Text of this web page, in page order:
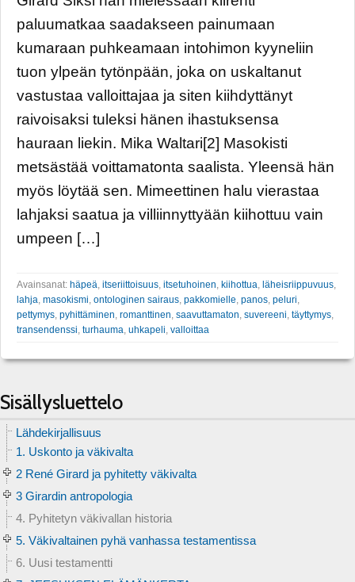
paluumatkaa saadakseen painumaan
kumaraan puhkeamaan intohimon kyyneliin
tuon ylpeän tytönpään, joka on uskaltanut
vastustaa valloittajaa ja siten kiihdyttänyt
raivoisaksi tuleksi hänen ihastuksensa
hauraan liekin. Mika Waltari[2] Masokisti
metsästää voittamatonta saalista. Yleensä hän
myös löytää sen. Mimeettinen halu vierastaa
lahjaksi saatua ja villiinnyttyään kiihottuu vain
umpeen […]
Avainsanat: häpeä, itseriittoisuus, itsetuhoinen, kiihottua, läheisriippuvuus,
lahja, masokismi, ontologinen sairaus, pakkomielle, panos, peluri,
pettymys, pyhittäminen, romanttinen, saavuttamaton, suvereeni, täyttymys,
transendenssi, turhauma, uhkapeli, valloittaa
Sisällysluettelo
Lähdekirjallisuus
1. Uskonto ja väkivalta
2 René Girard ja pyhitetty väkivalta
3 Girardin antropologia
4. Pyhitetyn väkivallan historia
5. Väkivaltainen pyhä vanhassa testamentissa
6. Uusi testamentti